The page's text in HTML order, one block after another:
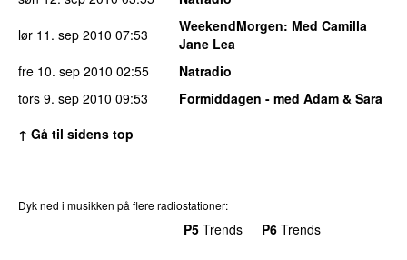
lør 11. sep 2010 07:53 WeekendMorgen: Med Camilla
Jane Lea
fre 10. sep 2010 02:55
Natradio
tors 9. sep 2010 09:53
Formiddagen - med Adam & Sara
↑ Gå til sidens top
Dyk ned i musikken på flere radiostationer:
P5 Trends P6 Trends